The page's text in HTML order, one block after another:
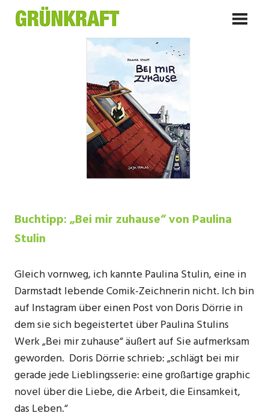
Inhalt
Alles was mich stark macht
Buchtipp: „Bei mir zuhause“ von Paulina
Stulin
Gleich vornweg, ich kannte Paulina Stulin, eine in
Darmstadt lebende Comik-Zeichnerin nicht. Ich bin
auf Instagram über einen Post von Doris Dörrie in
dem sie sich begeistertet über Paulina Stulins
Werk „Bei mir zuhause“ äußert auf Sie aufmerksam
geworden. Doris Dörrie schrieb: „schlägt bei mir
gerade jede Lieblingsserie: eine großartige graphic
novel über die Liebe, die Arbeit, die Einsamkeit,
das Leben.“